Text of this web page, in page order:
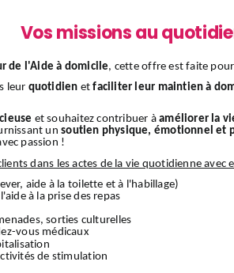
Vos missions au
de l'Aide à domicile, cette offre est faite
leur quotidien etfaciliter leur maintien à
et souhaitez contribuer àaméliorer la
unsoutien physique, émotionnel et
passion !
dans les actes de la vie quotidienne avec
aide à la toilette et à l'habillage)
à la prise des repas
sorties culturelles
vous médicaux
de stimulation